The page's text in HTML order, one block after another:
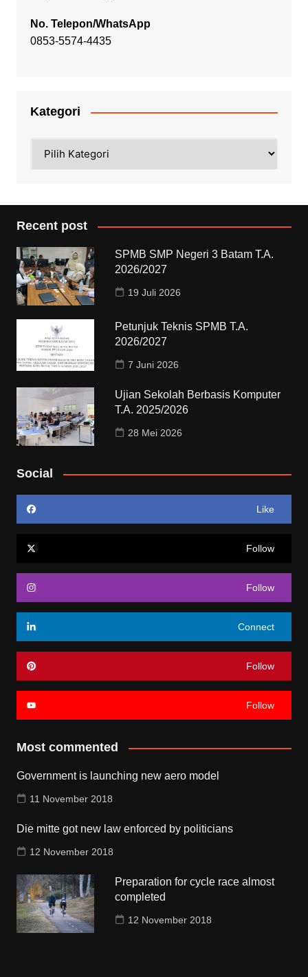
No. Telepon/WhatsApp
0853-5574-4435
Kategori
Recent post
SPMB SMP Negeri 3 Batam T.A.
2026/2027
19 Juli 2026
Petunjuk Teknis SPMB T.A.
2026/2027
7 Juni 2026
Ujian Sekolah Berbasis Komputer
T.A. 2025/2026
28 Mei 2026
Social
Like
Follow
Follow
Connect
Follow
Follow
Most commented
Government is launching new aero model
11 November 2018
Die mitte got new law enforced by politicians
12 November 2018
Preparation for cycle race almost
completed
12 November 2018